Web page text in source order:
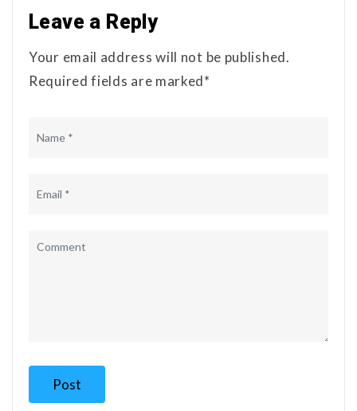
Leave a Reply
Your email address will not be published.
Required fields are marked*